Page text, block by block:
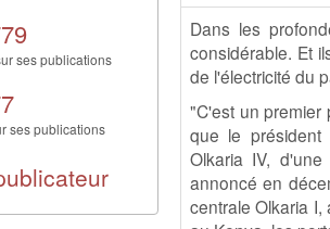
Dans les
considérable. Et
de l'électricité du
"C'est un premier
que le président
Olkaria IV,
annoncé en
centrale Olkaria
ses publications
ses publications